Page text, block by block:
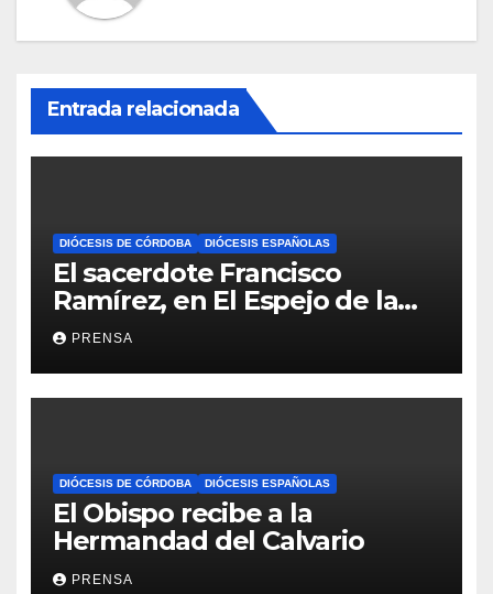
Entrada relacionada
DIÓCESIS DE CÓRDOBA DIÓCESIS ESPAÑOLAS
El sacerdote Francisco
Ramírez, en El Espejo de la
Iglesia
PRENSA
DIÓCESIS DE CÓRDOBA DIÓCESIS ESPAÑOLAS
El Obispo recibe a la
Hermandad del Calvario
PRENSA